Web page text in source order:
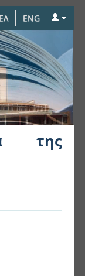
ΕΛ ENG
της